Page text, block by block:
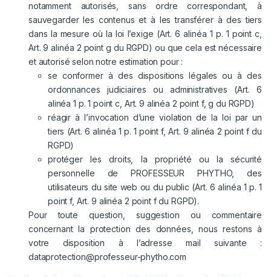
notamment autorisés, sans ordre correspondant, à
sauvegarder les contenus et à les transférer à des tiers
dans la mesure où la loi l’exige (Art. 6 alinéa 1 p. 1 point c,
Art. 9 alinéa 2 point g du RGPD) ou que cela est nécessaire
et autorisé selon notre estimation pour :
se conformer à des dispositions légales ou à des
ordonnances judiciaires ou administratives (Art. 6
alinéa 1 p. 1 point c, Art. 9 alinéa 2 point f, g du RGPD)
réagir à l’invocation d’une violation de la loi par un
tiers (Art. 6 alinéa 1 p. 1 point f, Art. 9 alinéa 2 point f du
RGPD)
protéger les droits, la propriété ou la sécurité
personnelle de PROFESSEUR PHYTHO, des
utilisateurs du site web ou du public (Art. 6 alinéa 1 p. 1
point f, Art. 9 alinéa 2 point f du RGPD).
Pour toute question, suggestion ou commentaire
concernant la protection des données, nous restons à
votre disposition à l’adresse mail suivante :
dataprotection@professeur-phytho.com